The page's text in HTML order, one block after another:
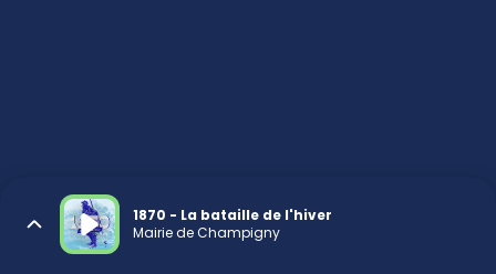
1870 - La bataille de l'hiver
Mairie de Champigny